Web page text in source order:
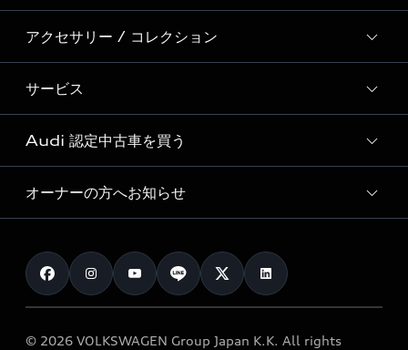
Audi Sport
Formula 1®
デジタルサービス
新車在庫検索
試乗車・展示車検索
見積り依頼
試乗予約
モデル一覧
特別仕様モデル / 限定モデル
e-tronラインアップ
価格シミュレーション
車両比較
カタログ一覧
アクセサリー / コレクション
純正アクセサリー
オンラインショップ
Audi collection
アウディナビアプリ
サービス
サービス入庫予約
サービスプログラム
メンテナンス
車検 / 定期点検
e-tronアフターサポート
Audi 認定中古車を買う
Audi認定中古車
クオリティ
保証
メンテナンス
オーナーの方へお知らせ
お知らせ
オーナー様向けキャンペーン
© 2026 VOLKSWAGEN Group Japan K.K. All rights